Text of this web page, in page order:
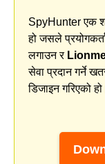
SpyHunter एक
हो जसले
लगाउन र
सेवा प्रदान गर्ने
डिजाइन गरिएको